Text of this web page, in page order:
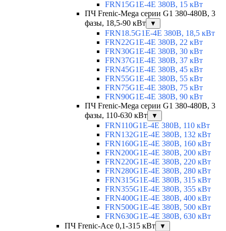
FRN15G1E-4E 380В, 15 кВт
ПЧ Frenic-Mega серии G1 380-480В, 3
фазы, 18,5-90 кВт
▼
FRN18.5G1E-4E 380В, 18,5 кВт
FRN22G1E-4E 380В, 22 кВт
FRN30G1E-4E 380В, 30 кВт
FRN37G1E-4E 380В, 37 кВт
FRN45G1E-4E 380В, 45 кВт
FRN55G1E-4E 380В, 55 кВт
FRN75G1E-4E 380В, 75 кВт
FRN90G1E-4E 380В, 90 кВт
ПЧ Frenic-Mega серии G1 380-480В, 3
фазы, 110-630 кВт
▼
FRN110G1E-4E 380В, 110 кВт
FRN132G1E-4E 380В, 132 кВт
FRN160G1E-4E 380В, 160 кВт
FRN200G1E-4E 380В, 200 кВт
FRN220G1E-4E 380В, 220 кВт
FRN280G1E-4E 380В, 280 кВт
FRN315G1E-4E 380В, 315 кВт
FRN355G1E-4E 380В, 355 кВт
FRN400G1E-4E 380В, 400 кВт
FRN500G1E-4E 380В, 500 кВт
FRN630G1E-4E 380В, 630 кВт
ПЧ Frenic-Ace 0,1-315 кВт
▼